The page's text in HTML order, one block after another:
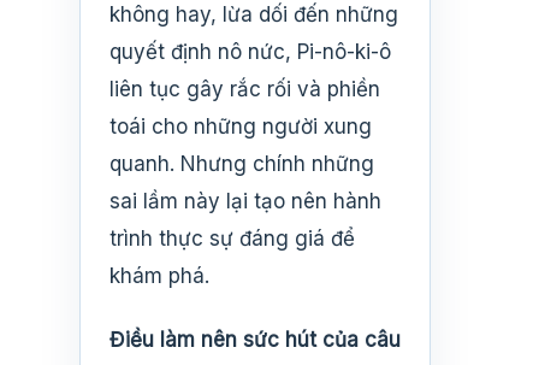
không hay, lừa dối đến những
quyết định nô nức, Pi-nô-ki-ô
liên tục gây rắc rối và phiền
toái cho những người xung
quanh. Nhưng chính những
sai lầm này lại tạo nên hành
trình thực sự đáng giá để
khám phá.
Điều làm nên sức hút của câu